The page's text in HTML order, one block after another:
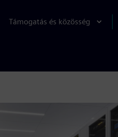
Támogatás és közösség